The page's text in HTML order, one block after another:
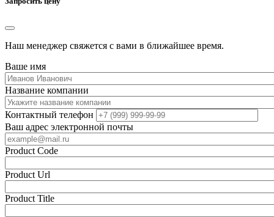
Наш менеджер свяжется с вами в ближайшее время.
Ваше имя
Название компании
Контактный телефон
Ваш адрес электронной почты
Product Code
Product Url
Product Title